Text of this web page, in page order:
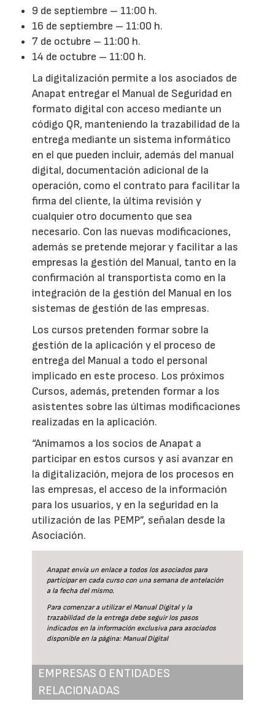
9 de septiembre – 11:00 h.
16 de septiembre – 11:00 h.
7 de octubre – 11:00 h.
14 de octubre – 11:00 h.
La digitalización permite a los asociados de
Anapat entregar el Manual de Seguridad en
formato digital con acceso mediante un
código QR, manteniendo la trazabilidad de la
entrega mediante un sistema informático
en el que pueden incluir, además del manual
digital, documentación adicional de la
operación, como el contrato para facilitar la
firma del cliente, la última revisión y
cualquier otro documento que sea
necesario. Con las nuevas modificaciones,
además se pretende mejorar y facilitar a las
empresas la gestión del Manual, tanto en la
confirmación al transportista como en la
integración de la gestión del Manual en los
sistemas de gestión de las empresas.
Los cursos pretenden formar sobre la
gestión de la aplicación y el proceso de
entrega del Manual a todo el personal
implicado en este proceso. Los próximos
Cursos, además, pretenden formar a los
asistentes sobre las últimas modificaciones
realizadas en la aplicación.
“Animamos a los socios de Anapat a
participar en estos cursos y así avanzar en
la digitalización, mejora de los procesos en
las empresas, el acceso de la información
para los usuarios, y en la seguridad en la
utilización de las PEMP”, señalan desde la
Asociación.
Anapat envía un enlace a todos los asociados para
participar en cada curso con una semana de antelación
a la fecha del mismo.
Para comenzar a utilizar el Manual Digital y la
trazabilidad de la entrega debe seguir los pasos
indicados en la información exclusiva para asociados
disponible en la página:Manual Digital
EMPRESAS O ENTIDADES
RELACIONADAS